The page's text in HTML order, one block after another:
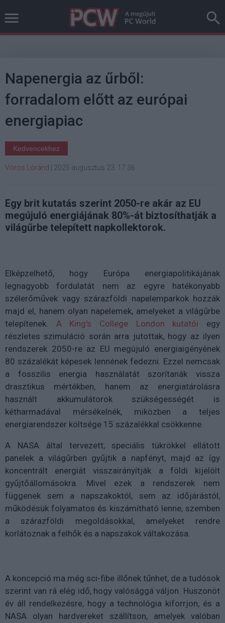
Napenergia az űrből:
forradalom előtt az európai
energiapiac
Kedvencekhez
Vörös Lóránd 2025 augusztus 23. 17:36
Egy brit kutatás szerint 2050-re akár az EU
megújuló energiájának 80%-át biztosíthatják a
világűrbe telepített napkollektorok.
Elképzelhető, hogy Európa energiapolitikájának
legnagyobb fordulatát nem az egyre hatékonyabb
szélerőművek vagy szárazföldi napelemparkok hozzák
majd el, hanem olyan napelemek, amelyeket a világűrbe
telepítenek. A King's College London kutatói egy
részletes szimuláció során arra jutottak, hogy az ilyen
rendszerek 2050-re az EU megújuló energiaigényének
80 százalékát képesek lennének fedezni. Ezzel nemcsak
a fosszilis energia használatát szorítanák vissza
drasztikus mértékben, hanem az energiatárolásra
használt akkumulátorok szükségességét is
kétharmadával mérsékelnék, miközben a teljes
energiarendszer költsége 15 százalékkal csökkenne.
A NASA által tervezett, speciális tükrökkel ellátott
panelek a világűrben gyűjtik a napfényt, majd az így
koncentrált energiát visszairányítják a földi kijelölt
gyűjtőállomásokra. Mivel ezek a rendszerek nem
függenek sem a napszakoktól, sem az időjárástól,
működésük folyamatos és kiszámítható lenne, szemben
a szárazföldi megoldásokkal, amelyeket rendre
korlátoznak a felhők és a napszakok váltakozása.
A koncepció ma még sci-fibe illőnek tűnhet, de a tudósok
szerint van rá elég idő, hogy valósággá váljon. Huszonöt
év áll rendelkezésre, hogy a technológia kiforrjon, és a
NASA olyan hardvereket szállítson, amelyek valóban